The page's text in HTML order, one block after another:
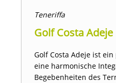
Teneriffa
Golf Costa Adeje
Golf Costa Adeje ist
eine harmonische
Begebenheiten des